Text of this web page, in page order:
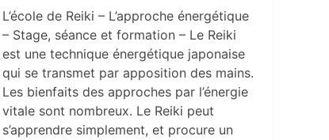
L’école de Reiki – L’approche énergétique
– Stage, séance et formation – Le Reiki
est une technique énergétique japonaise
qui se transmet par apposition des mains.
Les bienfaits des approches par l’énergie
vitale sont nombreux. Le Reiki peut
s’apprendre simplement, et procure un